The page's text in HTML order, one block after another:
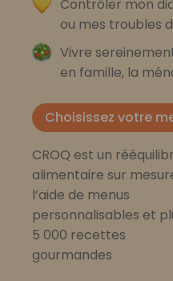
Contrôler mon
ou mes troubles
Vivre
en famille, la
Choisissez votre
CROQ est un
alimentaire sur
l’aide de menus
personnalisables et
5 000 recettes
gourmandes